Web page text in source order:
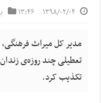
۱۳۹۸/۰۲/۰۴ ۱۳:۴۶
مدیر کل میراث فرهنگی،
تعطیلی چند روزه‌ی
تکذیب کرد.